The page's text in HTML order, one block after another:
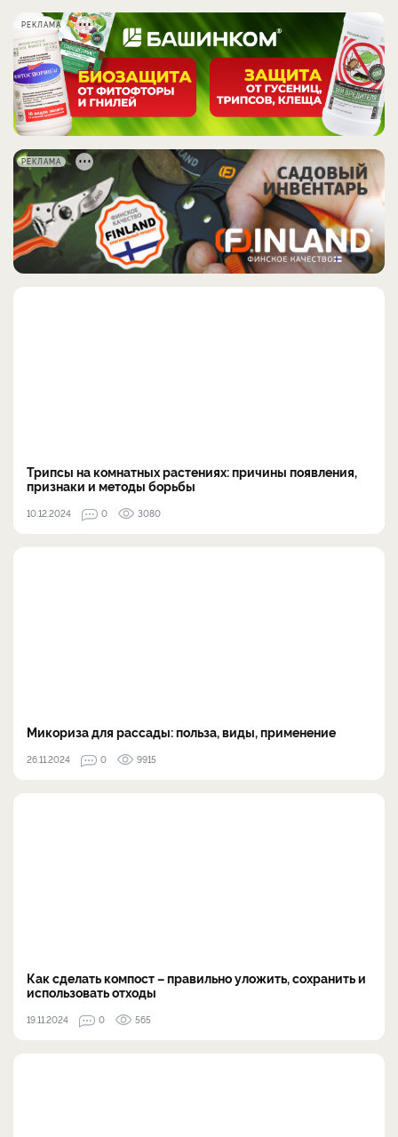
РЕКЛАМА
РЕКЛАМА
Трипсы на комнатных растениях: причины появления,
признаки и методы борьбы
10.12.2024 0 3080
Микориза для рассады: польза, виды, применение
26.11.2024 0 9915
Как сделать компост – правильно уложить, сохранить и
использовать отходы
19.11.2024 0 565